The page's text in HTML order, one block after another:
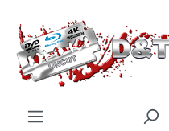
Zum Hauptinhalt springen